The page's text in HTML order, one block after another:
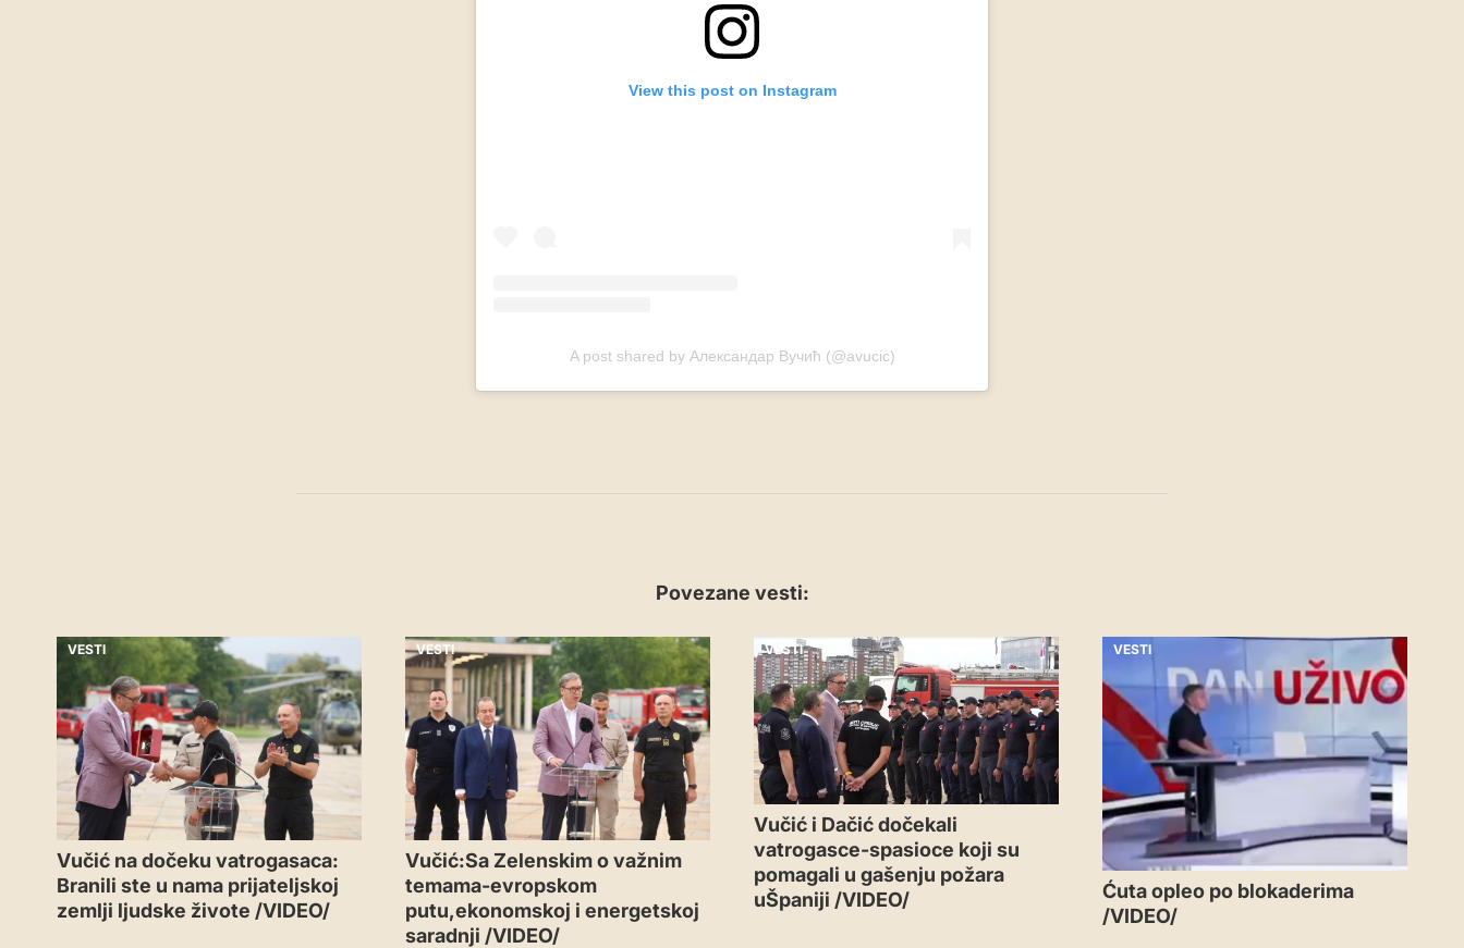
View this post on Instagram
A post shared by Александар Вучић (@avucic)
Povezane vesti:
VESTI
Vučić na dočeku vatrogasaca:
Branili ste u nama prijateljskoj
zemlji ljudske živote /VIDEO/
VESTI
Vučić:Sa Zelenskim o važnim
temama-evropskom
putu,ekonomskoj i energetskoj
saradnji /VIDEO/
VESTI
Vučić i Dačić dočekali
vatrogasce-spasioce koji su
pomagali u gašenju požara
uŠpaniji /VIDEO/
VESTI
Ćuta opleo po blokaderima
/VIDEO/